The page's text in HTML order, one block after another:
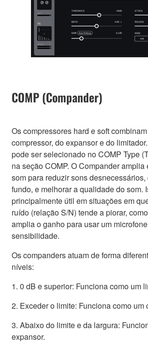
COMP (Compander)
Os compressores hard e soft
compressor, do expansor e do
pode ser selecionado no COMP Type
na seção COMP. O Compander amplia
som para reduzir sons
fundo, e melhorar a qualidade do som.
principalmente útil em situações em
ruído (relação S/N) tende a piorar,
amplia o ganho para usar um
sensibilidade.
Os companders atuam de forma
níveis:
1. 0 dB e superior: Funciona como um
2. Exceder o limite: Funciona como um
3. Abaixo do limite e da largura:
expansor.